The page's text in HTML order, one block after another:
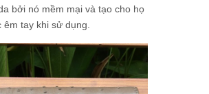
bởi nó mềm mại và tạo cho họ
êm tay khi sử dụng.